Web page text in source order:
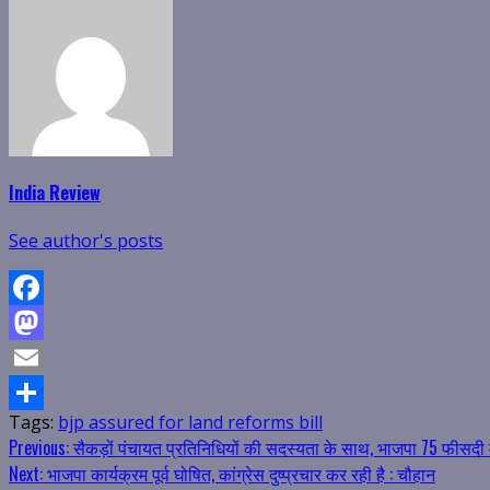
India Review
See author's posts
Facebook
Mastodon
Email
Share
Tags: bjp assured for land reforms bill
Continue
Previous:सैकड़ों पंचायत प्रतिनिधियों की सदस्यता के साथ, भाजपा 75 फीसदी
Next:भाजपा कार्यक्रम पूर्व घोषित, कांग्रेस दुष्प्रचार कर रही है : चौहान